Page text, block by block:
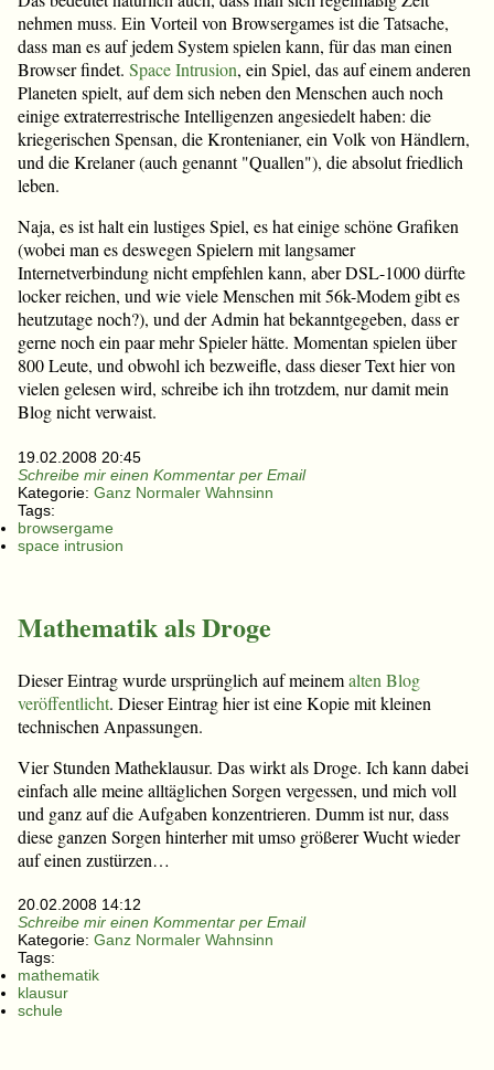
nehmen muss. Ein Vorteil von Browsergames ist die Tatsache,
dass man es auf jedem System spielen kann, für das man einen
Browser findet. Space Intrusion, ein Spiel, das auf einem anderen
Planeten spielt, auf dem sich neben den Menschen auch noch
einige extraterrestrische Intelligenzen angesiedelt haben: die
kriegerischen Spensan, die Krontenianer, ein Volk von Händlern,
und die Krelaner (auch genannt "Quallen"), die absolut friedlich
leben.
Naja, es ist halt ein lustiges Spiel, es hat einige schöne Grafiken
(wobei man es deswegen Spielern mit langsamer
Internetverbindung nicht empfehlen kann, aber DSL-1000 dürfte
locker reichen, und wie viele Menschen mit 56k-Modem gibt es
heutzutage noch?), und der Admin hat bekanntgegeben, dass er
gerne noch ein paar mehr Spieler hätte. Momentan spielen über
800 Leute, und obwohl ich bezweifle, dass dieser Text hier von
vielen gelesen wird, schreibe ich ihn trotzdem, nur damit mein
Blog nicht verwaist.
19.02.2008 20:45
Schreibe mir einen Kommentar per Email
Kategorie: Ganz Normaler Wahnsinn
Tags:
browsergame
space intrusion
Mathematik als Droge
Dieser Eintrag wurde ursprünglich auf meinemalten Blog
veröffentlicht. Dieser Eintrag hier ist eine Kopie mit kleinen
technischen Anpassungen.
Vier Stunden Matheklausur. Das wirkt als Droge. Ich kann dabei
einfach alle meine alltäglichen Sorgen vergessen, und mich voll
und ganz auf die Aufgaben konzentrieren. Dumm ist nur, dass
diese ganzen Sorgen hinterher mit umso größerer Wucht wieder
auf einen zustürzen…
20.02.2008 14:12
Schreibe mir einen Kommentar per Email
Kategorie: Ganz Normaler Wahnsinn
Tags:
mathematik
klausur
schule